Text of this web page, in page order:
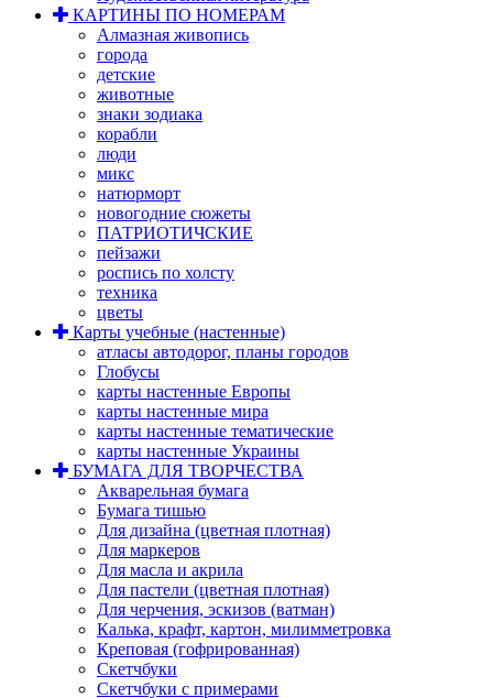
КАРТИНЫ ПО НОМЕРАМ
Алмазная живопись
города
детские
животные
знаки зодиака
корабли
люди
микс
натюрморт
новогодние сюжеты
ПАТРИОТИЧСКИЕ
пейзажи
роспись по холсту
техника
цветы
Карты учебные (настенные)
атласы автодорог, планы городов
Глобусы
карты настенные Европы
карты настенные мира
карты настенные тематические
карты настенные Украины
БУМАГА ДЛЯ ТВОРЧЕСТВА
Акварельная бумага
Бумага тишью
Для дизайна (цветная плотная)
Для маркеров
Для масла и акрила
Для пастели (цветная плотная)
Для черчения, эскизов (ватман)
Калька, крафт, картон, милимметровка
Креповая (гофрированная)
Скетчбуки
Скетчбуки с примерами